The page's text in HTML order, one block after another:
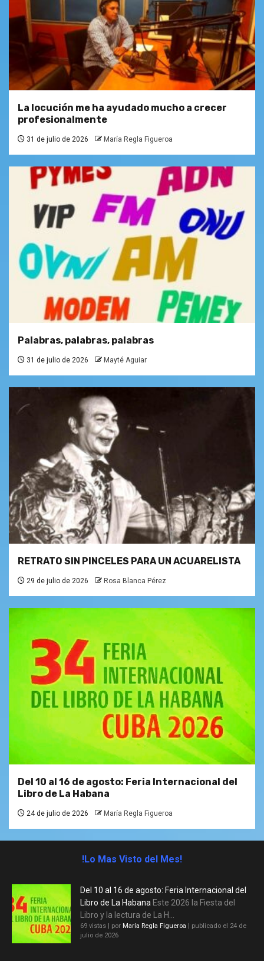
La locución me ha ayudado mucho a crecer
profesionalmente
31 de julio de 2026 María Regla Figueroa
Palabras, palabras, palabras
31 de julio de 2026 Mayté Aguiar
RETRATO SIN PINCELES PARA UN ACUARELISTA
29 de julio de 2026 Rosa Blanca Pérez
Del 10 al 16 de agosto: Feria Internacional del
Libro de La Habana
24 de julio de 2026 María Regla Figueroa
!Lo Mas Visto del Mes!
Del 10 al 16 de agosto: Feria Internacional del
Libro de La Habana Este 2026 la Fiesta del
Libro y la lectura de La H...
69 vistas por María Regla Figueroa
publicado el 24 de
julio de 2026